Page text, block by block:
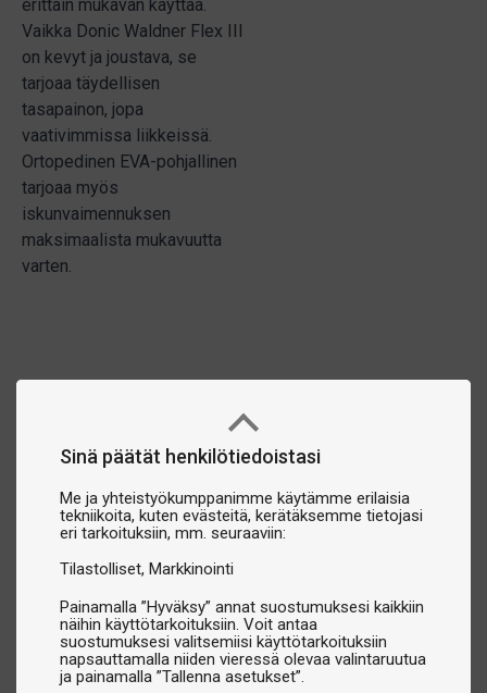
Sinä päätät henkilötiedoistasi
Me ja yhteistyökumppanimme käytämme erilaisia
tekniikoita, kuten evästeitä, kerätäksemme tietojasi
eri tarkoituksiin, mm. seuraaviin:
Tilastolliset Markkinointi
Painamalla ”Hyväksy” annat suostumuksesi kaikkiin
näihin käyttötarkoituksiin. Voit antaa
suostumuksesi valitsemiisi käyttötarkoituksiin
napsauttamalla niiden vieressä olevaa valintaruutua
ja painamalla ”Tallenna asetukset”.
erittäin mukavan käyttää.
Vaikka Donic Waldner Flex III
on kevyt ja joustava, se
tarjoaa täydellisen
tasapainon, jopa
vaativimmissa liikkeissä.
Ortopedinen EVA-pohjallinen
tarjoaa myös
iskunvaimennuksen
maksimaalista mukavuutta
varten.